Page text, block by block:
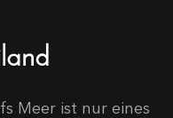
Meer ist nur eines